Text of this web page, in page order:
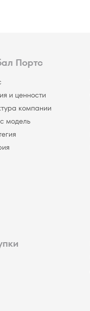
Портс
и ценности
компании
модель